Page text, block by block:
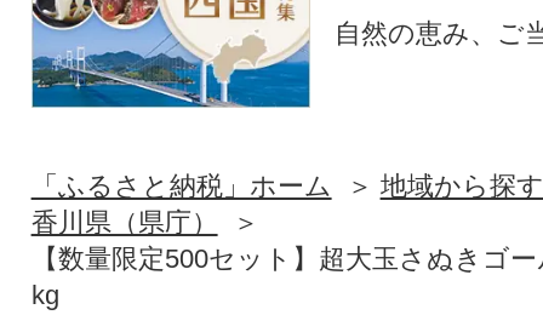
自然の恵み、ご
「ふるさと納税」ホーム
地域から探す
香川県（県庁）
【数量限定500セット】超大玉さぬきゴ
kg